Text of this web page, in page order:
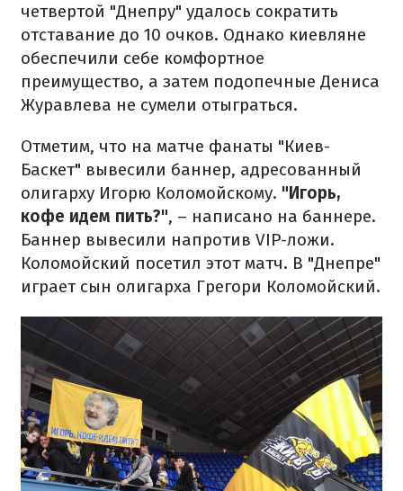
четвертой "Днепру" удалось сократить
отставание до 10 очков. Однако киевляне
обеспечили себе комфортное
преимущество, а затем подопечные Дениса
Журавлева не сумели отыграться.
Отметим, что на матче фанаты "Киев-
Баскет" вывесили баннер, адресованный
олигарху Игорю Коломойскому. "Игорь,
кофе идем пить?", – написано на баннере.
Баннер вывесили напротив VIP-ложи.
Коломойский посетил этот матч. В "Днепре"
играет сын олигарха Грегори Коломойский.